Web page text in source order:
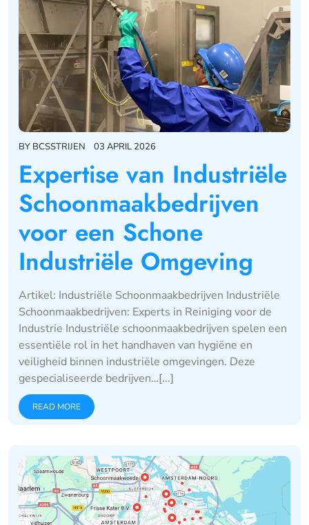
BY BCSSTRIJEN 03 APRIL 2026
Expertise van Industriële
Schoonmaakbedrijven
voor een Schone
Industriële Omgeving
Artikel: Industriële Schoonmaakbedrijven Industriële
Schoonmaakbedrijven: Experts in Reiniging voor de
Industrie Industriële schoonmaakbedrijven spelen een
essentiële rol in het handhaven van hygiëne en
veiligheid binnen industriële omgevingen. Deze
gespecialiseerde bedrijven…[...]
READ MORE